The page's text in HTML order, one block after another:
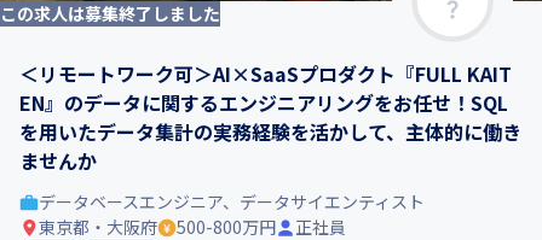
この求人は募集終了しました
＜リモートワーク可＞AI×SaaSプロダクト『FULL KAIT
EN』のデータに関するエンジニアリングをお任せ！SQL
を用いたデータ集計の実務経験を活かして、主体的に働き
ませんか
データベースエンジニア、データサイエンティスト
東京都・大阪府
500-800万円 正社員